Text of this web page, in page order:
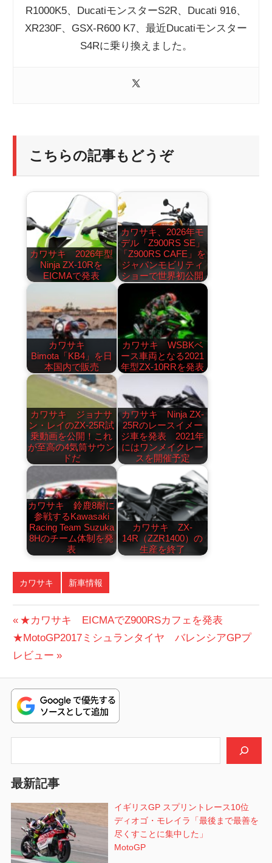
R1000K5、DucatiモンスターS2R、Ducati 916、
XR230F、GSX-R600 K7、最近Ducatiモンスター
S4Rに乗り換えました。
こちらの記事もどうぞ
カワサキ 2026年型
Ninja ZX-10Rを
EICMAで発表
カワサキ、2026年モ
デル「Z900RS SE」
「Z900RS CAFE」を
ジャパンモビリティ
ショーで世界初公開
カワサキ
Bimota「KB4」を日
本国内で販売
カワサキ WSBKベ
ース車両となる2021
年型ZX-10RRを発表
カワサキ ジョナサ
ン・レイのZX-25R試
乗動画を公開！これ
が至高の4気筒サウン
ドだ
カワサキ Ninja ZX-
25Rのレースイメー
ジ車を発表 2021年
にはワンメイクレー
スを開催予定
カワサキ 鈴鹿8耐に
参戦するKawasaki
Racing Team Suzuka
8Hのチーム体制を発
表
カワサキ ZX-
14R（ZZR1400）の
生産を終了
カワサキ 新車情報
投
稿
ビ
ゲ
ー
シ
ョ
ン
前
の
投
★カワサキ EICMAでZ900RSカフェを発表
次
の
稿:
★MotoGP2017ミシュランタイヤ バレンシアGPプ
レビュー
最新記事
イギリスGP スプリントレース10位
ディオゴ・モレイラ「最後まで最善を
尽くすことに集中した」
MotoGP